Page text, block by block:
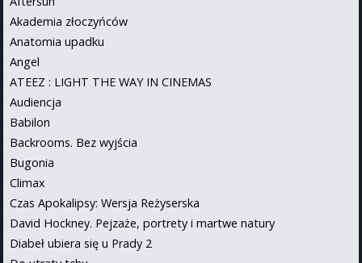
Akademia złoczyńców
Anatomia upadku
Angel
ATEEZ : LIGHT THE WAY IN CINEMAS
Audiencja
Babilon
Backrooms. Bez wyjścia
Bugonia
Climax
Czas Apokalipsy: Wersja Reżyserska
David Hockney. Pejzaże, portrety i martwe natury
Diabeł ubiera się u Prady 2